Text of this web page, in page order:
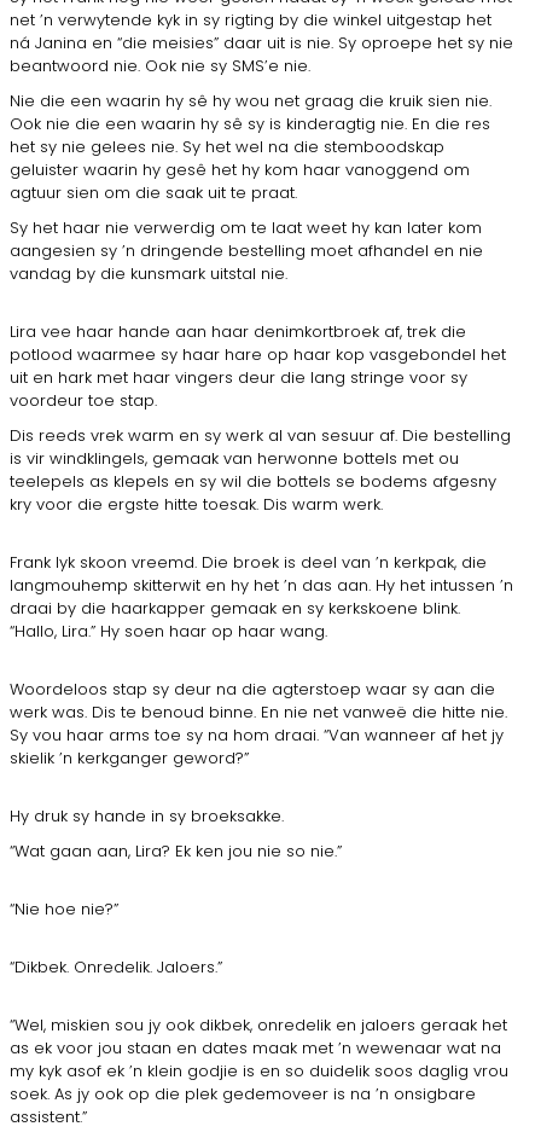
net ’n verwytende kyk in sy rigting by die winkel uitgestap het
ná Janina en “die meisies” daar uit is nie. Sy oproepe het sy nie
beantwoord nie. Ook nie sy SMS’e nie.
Nie die een waarin hy sê hy wou net graag die kruik sien nie.
Ook nie die een waarin hy sê sy is kinderagtig nie. En die res
het sy nie gelees nie. Sy het wel na die stemboodskap
geluister waarin hy gesê het hy kom haar vanoggend om
agtuur sien om die saak uit te praat.
Sy het haar nie verwerdig om te laat weet hy kan later kom
aangesien sy ’n dringende bestelling moet afhandel en nie
vandag by die kunsmark uitstal nie.
Lira vee haar hande aan haar denimkortbroek af, trek die
potlood waarmee sy haar hare op haar kop vasgebondel het
uit en hark met haar vingers deur die lang stringe voor sy
voordeur toe stap.
Dis reeds vrek warm en sy werk al van sesuur af. Die bestelling
is vir windklingels, gemaak van herwonne bottels met ou
teelepels as klepels en sy wil die bottels se bodems afgesny
kry voor die ergste hitte toesak. Dis warm werk.
Frank lyk skoon vreemd. Die broek is deel van ’n kerkpak, die
langmouhemp skitterwit en hy het ’n das aan. Hy het intussen ’n
draai by die haarkapper gemaak en sy kerkskoene blink.
“Hallo, Lira.” Hy soen haar op haar wang.
Woordeloos stap sy deur na die agterstoep waar sy aan die
werk was. Dis te benoud binne. En nie net vanweë die hitte nie.
Sy vou haar arms toe sy na hom draai. “Van wanneer af het jy
skielik ’n kerkganger geword?”
Hy druk sy hande in sy broeksakke.
“Wat gaan aan, Lira? Ek ken jou nie so nie.”
“Nie hoe nie?”
“Dikbek. Onredelik. Jaloers.”
“Wel, miskien sou jy ook dikbek, onredelik en jaloers geraak het
as ek voor jou staan en dates maak met ’n wewenaar wat na
my kyk asof ek ’n klein godjie is en so duidelik soos daglig vrou
soek. As jy ook op die plek gedemoveer is na ’n onsigbare
assistent.”